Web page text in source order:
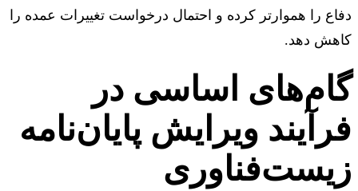
را هموارتر کرده و احتمال درخواست تغییرات عمده را
دهد.
اساسی در
ویرایش پایان‌نامه